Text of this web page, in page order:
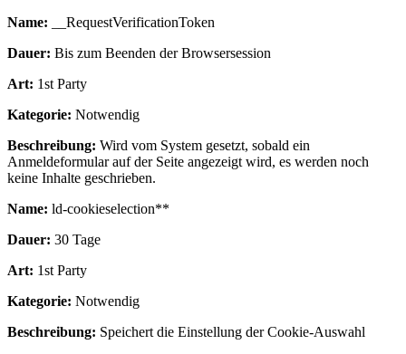
Name: __RequestVerificationToken
Dauer: Bis zum Beenden der Browsersession
Art: 1st Party
Kategorie: Notwendig
Beschreibung: Wird vom System gesetzt, sobald ein
Anmeldeformular auf der Seite angezeigt wird, es werden noch
keine Inhalte geschrieben.
Name: ld-cookieselection**
Dauer: 30 Tage
Art: 1st Party
Kategorie: Notwendig
Beschreibung: Speichert die Einstellung der Cookie-Auswahl